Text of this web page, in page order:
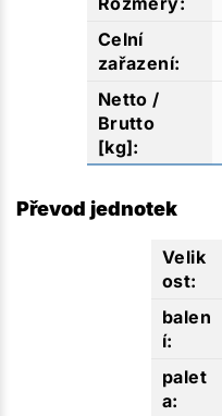
Převod jednotek